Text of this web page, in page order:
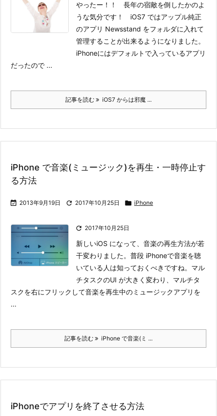
やったー！！ 長年の宿敵を倒したかのよ
うな気分です！ iOS7 ではアップル純正
のアプリ Newsstand をフォルダに入れて
管理することが出来るようになりました。
iPhoneにはデフォルトで入っているアプリ
だったので ...
記事を読む iOS7 からは邪魔 ...
iPhone で音楽(ミュージック)を再生・一時停止す
る方法
 2013年9月19日  2017年10月25日  iPhone
 2017年10月25日
新しいiOS になって、音楽の再生方法が若
干変わりました。普段 iPhoneで音楽を聴
いている人は知っておくべきですね。 マル
チタスクのUI が大きく変わり、マルチタ
スクを右にフリックして音楽を再生中のミュージックアプリを
...
記事を読む iPhone で音楽(ミ ...
iPhoneでアプリを終了させる方法